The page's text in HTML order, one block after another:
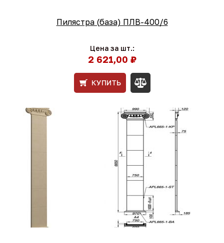
Пилястра (база) ПЛВ-400/6
Цена за шт.:
2 621,00 ₽
КУПИТЬ